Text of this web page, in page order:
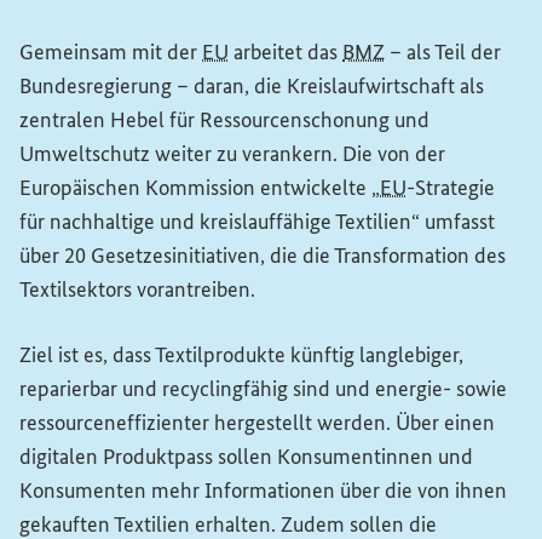
Gemeinsam mit der EU arbeitet das BMZ – als Teil der
Bundesregierung – daran, die Kreislaufwirtschaft als
zentralen Hebel für Ressourcenschonung und
Umweltschutz weiter zu verankern. Die von der
Europäischen Kommission entwickelte „EU-Strategie
für nachhaltige und kreislauffähige Textilien“ umfasst
über 20 Gesetzesinitiativen, die die Transformation des
Textilsektors vorantreiben.
Ziel ist es, dass Textilprodukte künftig langlebiger,
reparierbar und recyclingfähig sind und energie- sowie
ressourceneffizienter hergestellt werden. Über einen
digitalen Produktpass sollen Konsumentinnen und
Konsumenten mehr Informationen über die von ihnen
gekauften Textilien erhalten. Zudem sollen die